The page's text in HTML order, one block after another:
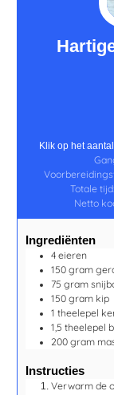
Klik op het
Totale tijd:
Netto
Ingrediënten
4 eieren
150 gram
75 gram
150 gram kip
1 theelepel
1,5 theelepel
200 gram
Instructies
Verwarm de